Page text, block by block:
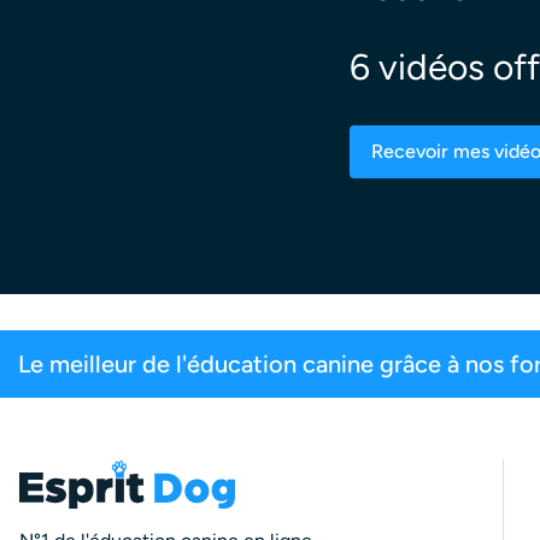
6 vidéos
Recevoir mes
maîtres inscrits 99,6% de satisfaction